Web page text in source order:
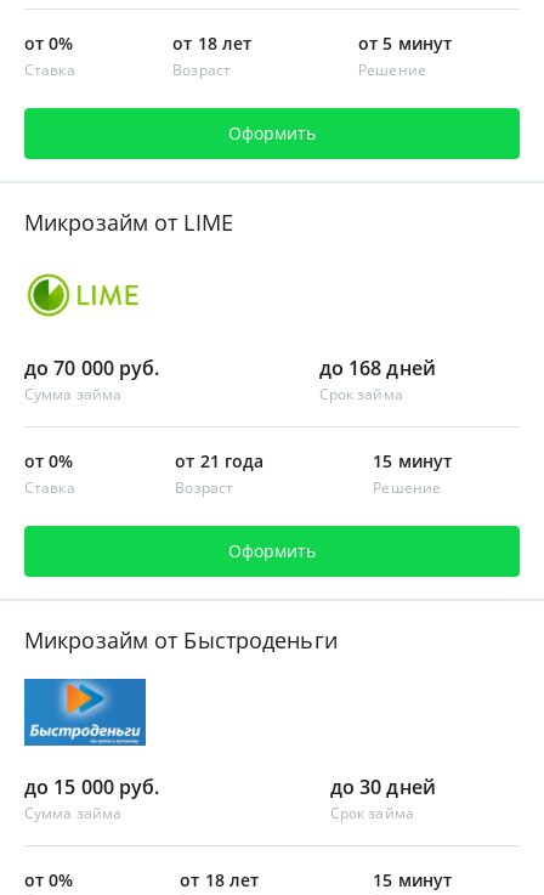
от 0%
Ставка
от 18 лет
Возраст
от 5 минут
Решение
Оформить
Микрозайм от LIME
до 70 000 руб.
Сумма займа
до 168 дней
Срок займа
от 0%
Ставка
от 21 года
Возраст
15 минут
Решение
Оформить
Микрозайм от Быстроденьги
до 15 000 руб.
Сумма займа
до 30 дней
Срок займа
от 0% от 18 лет 15 минут